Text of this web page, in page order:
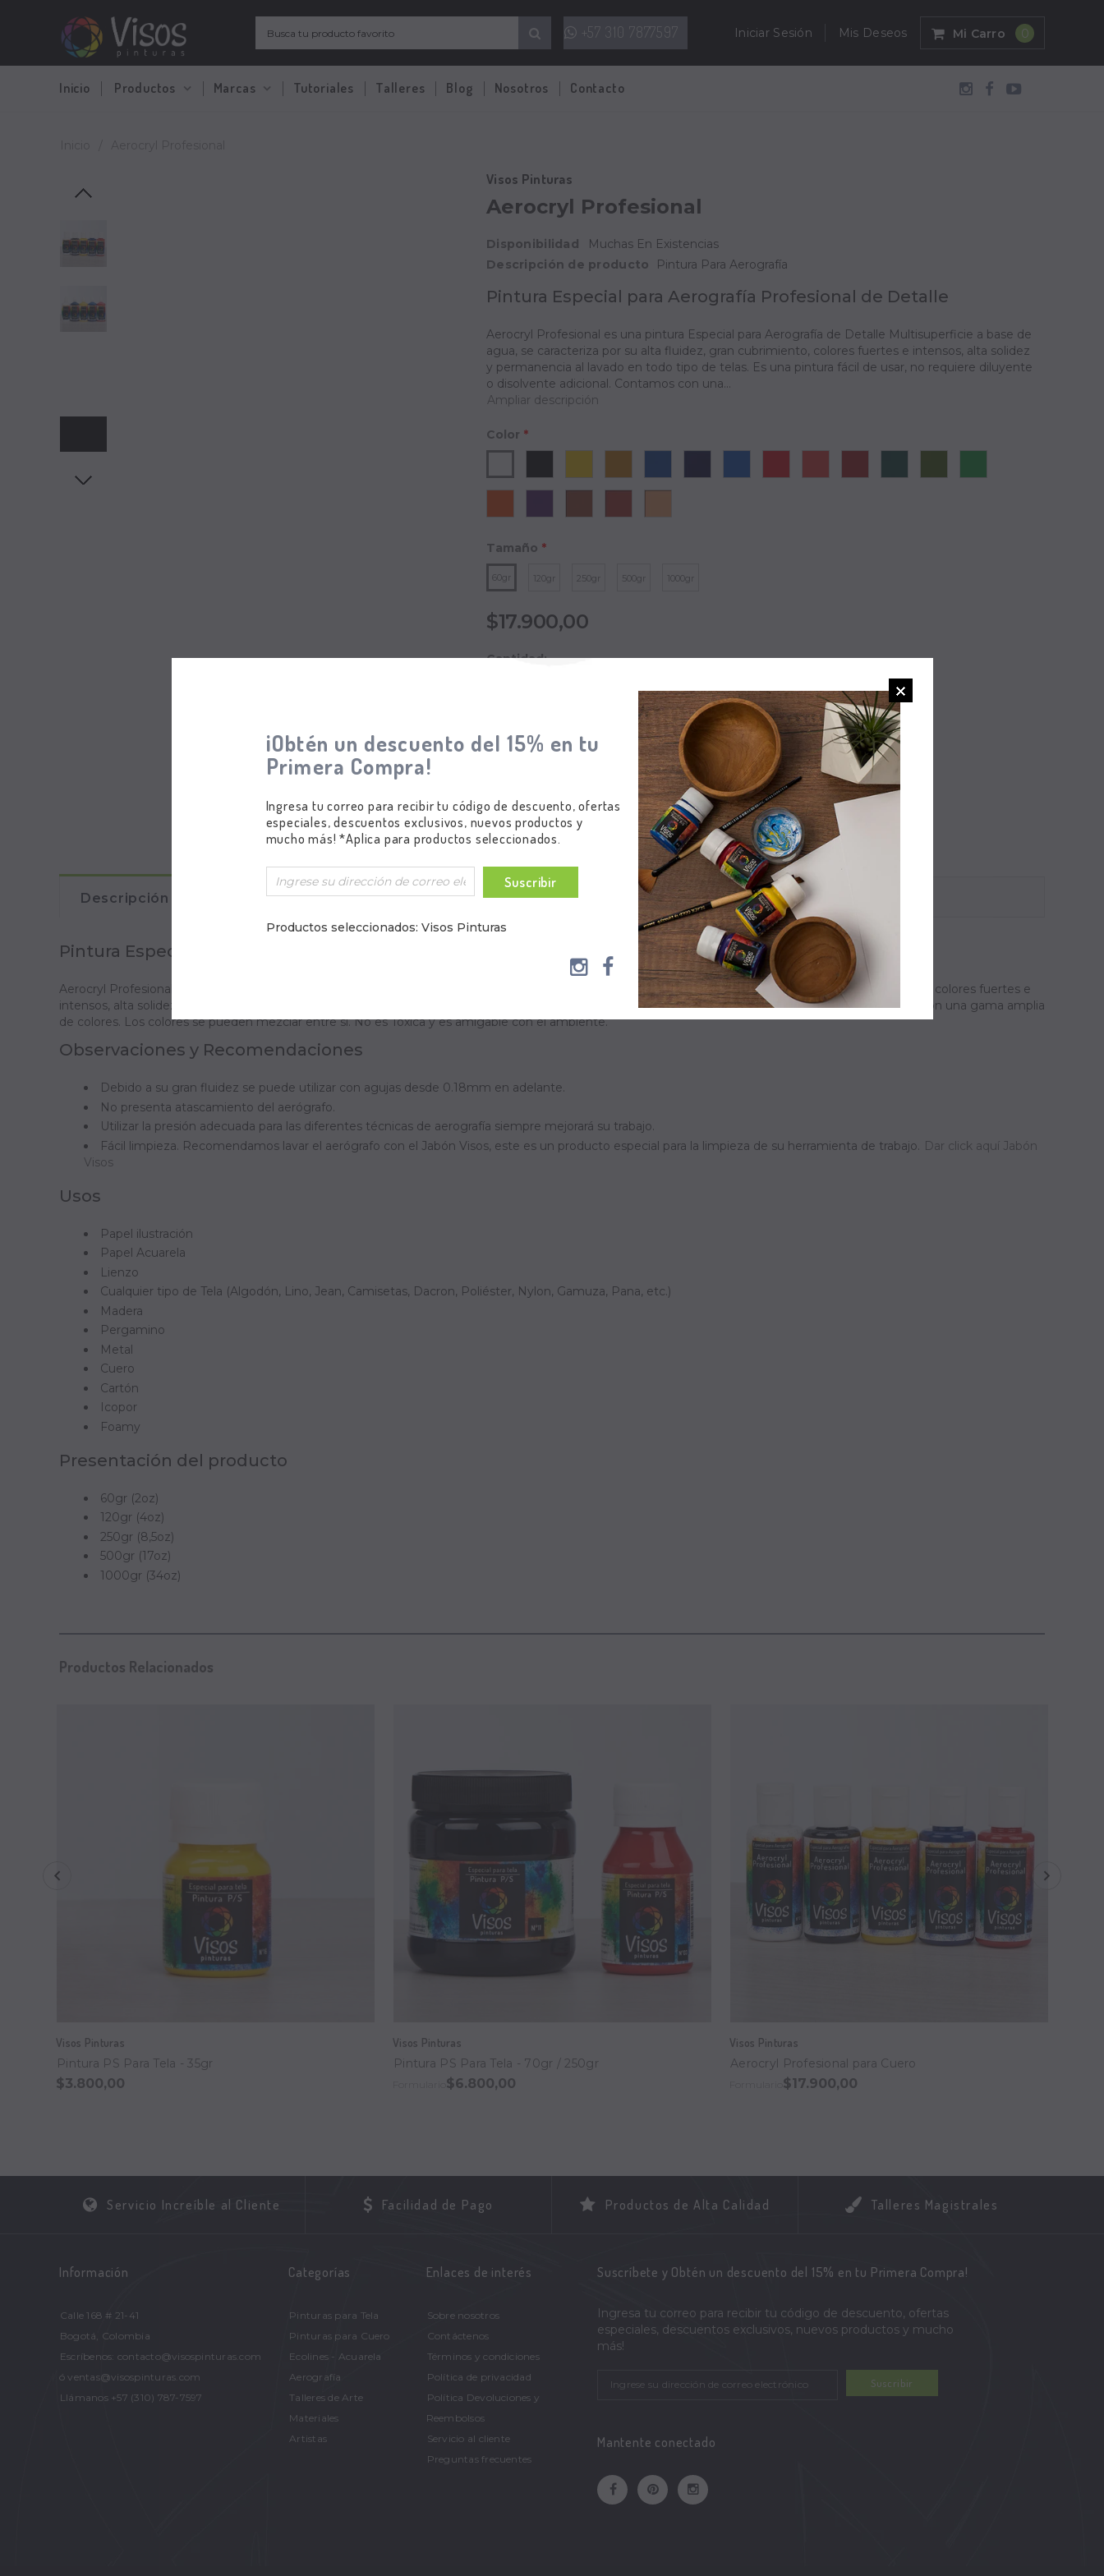
Mi Carro 0
Iniciar Sesión Mis Deseos
+57 310 7877597
Inicio Productos Marcas Tutoriales Talleres Blog Nosotros Contacto
Visos Pinturas
Aerocryl Profesional
Disponibilidad
Muchas En Existencias
Descripción de producto
Pintura Para Aerografía
Pintura Especial para Aerografía Profesional de Detalle
Aerocryl Profesional es una pintura Especial para Aerografía de Detalle Multisuperficie a base de
agua, se caracteriza por su alta fluidez, gran cubrimiento, colores fuertes e intensos, alta solidez
y permanencia al lavado en todo tipo de telas. Es una pintura fácil de usar, no requiere diluyente
o disolvente adicional. Contamos con una...
Ampliar descripción
Color *
Tamaño *
60gr 120gr 250gr 500gr 1000gr
$17.900,00
Cantidad:
Descripción Comentarios
Pintura Especial para Aerografía Profesional de Detalle
Aerocryl Profesional es una pintura Especial para Aerografía de Detalle Multisuperficie a base de agua, se caracteriza por su alta fluidez, gran cubrimiento, colores fuertes e
intensos, alta solidez y permanencia al lavado en todo tipo de telas. Es una pintura fácil de usar, no requiere diluyente o disolvente adicional. Contamos con una gama amplia
de colores. Los colores se pueden mezclar entre sí. No es Tóxica y es amigable con el ambiente.
Observaciones y Recomendaciones
Debido a su gran fluidez se puede utilizar con agujas desde 0.18mm en adelante.
No presenta atascamiento del aerógrafo.
Utilizar la presión adecuada para las diferentes técnicas de aerografía siempre mejorará su trabajo.
Fácil limpieza. Recomendamos lavar el aerógrafo con el Jabón Visos, este es un producto especial para la limpieza de su herramienta de trabajo. Dar click aquí Jabón
Visos
Usos
Papel ilustración
Papel Acuarela
Lienzo
Cualquier tipo de Tela (Algodón, Lino, Jean, Camisetas, Dacron, Poliéster, Nylon, Gamuza, Pana, etc.)
Madera
Pergamino
Metal
Cuero
Cartón
Icopor
Foamy
Presentación del producto
60gr (2oz)
120gr (4oz)
250gr (8,5oz)
500gr (17oz)
1000gr (34oz)
Productos Relacionados
Visos Pinturas
Pintura PS Para Tela - 35gr
$3.800,00
Visos Pinturas
Pintura PS Para Tela - 70gr / 250gr
$6.800,00
Visos Pinturas
Aerocryl Profesional para Cuero
$17.900,00
Servicio Increíble al Cliente Facilidad de Pago Productos de Alta Calidad Talleres Magistrales
Información
Calle 168 # 21-41
Bogotá, Colombia
Escríbenos: contacto@visospinturas.com
ó ventas@visospinturas.com
Llámanos +57 (310) 787-7597
Categorías
Pinturas para Tela
Pinturas para Cuero
Ecolines - Acuarela
Aerografía
Talleres de Arte
Materiales
Artistas
Enlaces de interés
Sobre nosotros
Contáctenos
Términos y condiciones
Política de privacidad
Política Devoluciones y
Reembolsos
Servicio al cliente
Preguntas frecuentes
Suscríbete y Obtén un descuento del 15% en tu Primera Compra!
Ingresa tu correo para recibir tu código de descuento, ofertas
especiales, descuentos exclusivos, nuevos productos y mucho
más!
Suscribir
Mantente conectado
¡Obtén un descuento del 15% en tu
Primera Compra!
Ingresa tu correo para recibir tu código de descuento, ofertas
especiales, descuentos exclusivos, nuevos productos y
mucho más! *Aplica para productos seleccionados.
Suscribir
Productos seleccionados: Visos Pinturas